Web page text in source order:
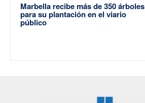
Marbella recibe más de 350 árboles
para su plantación en el viario
público